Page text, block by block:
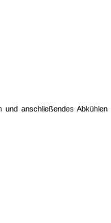
anschließendes Abkühlen